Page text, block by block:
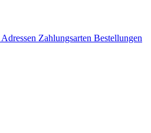
Adressen Zahlungsarten Bestellungen